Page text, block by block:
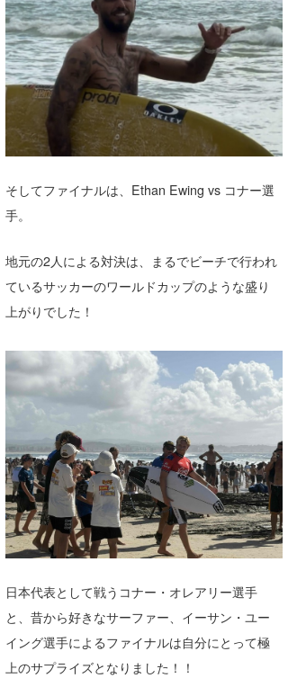
そしてファイナルは、Ethan Ewing vs コナー選
手。
地元の2人による対決は、まるでビーチで行われ
ているサッカーのワールドカップのような盛り
上がりでした！
日本代表として戦うコナー・オレアリー選手
と、昔から好きなサーファー、イーサン・ユー
イング選手によるファイナルは自分にとって極
上のサプライズとなりました！！